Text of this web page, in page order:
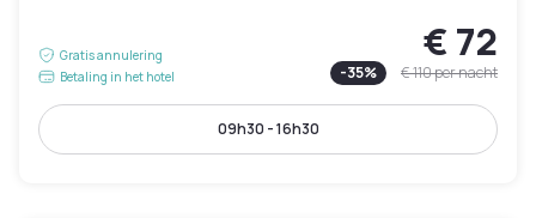
Gratis annulering
Betaling in het hotel
€ 72
-35% € 110per nacht
09h30 - 16h30